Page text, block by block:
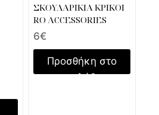
ΣΚΟΥΛΑΡΙΚΙΑ ΚΡΙΚΟΙ
RO ACCESSORIES
6€
Προσθήκη στο
καλάθι